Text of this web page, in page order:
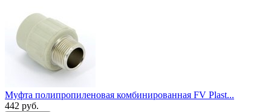
Муфта полипропиленовая комбинированная FV Plast...
442 руб.